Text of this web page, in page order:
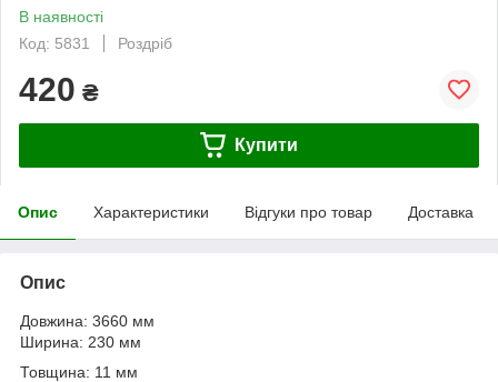
В наявності
Код: 5831
Роздріб
420 ₴
Купити
Опис Характеристики Відгуки про товар Доставка
Опис
Довжина: 3660 мм
Ширина: 230 мм
Товщина: 11 мм